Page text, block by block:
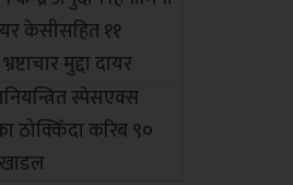
केसीसहित ११
मुद्दा दायर
स्पेसएक्स
ठोक्किँदा करिब ९०